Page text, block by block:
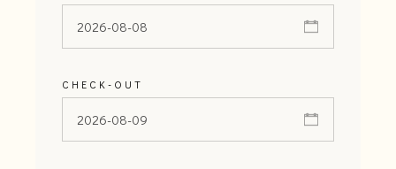
CHECK-OUT